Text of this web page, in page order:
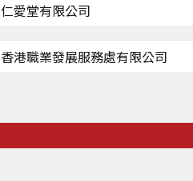
仁愛堂有限公司
香港職業發展服務處有限公司